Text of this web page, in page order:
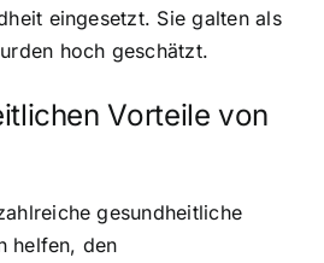
eingesetzt. Sie galten als
hoch geschätzt.
Vorteile von
gesundheitliche
helfen, den